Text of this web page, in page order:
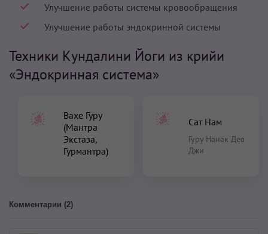
Улучшение работы системы кровообращения
Улучшение работы эндокринной системы
Техники Кундалини Йоги из крийи
«Эндокринная система»
Вахе Гуру
(Мантра
Экстаза,
Гурмантра)
Сат Нам
Гуру Нанак Дев
Джи
Комментарии (2)